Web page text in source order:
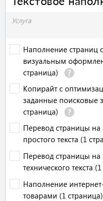
Услуга
Наполнение страниц
визуальным
страница)
Копирайт с
заданные поисковые
страница)
Перевод страницы на
простого текста (1
Перевод страницы на
технического текста
Наполнение
товарами (1 страница)